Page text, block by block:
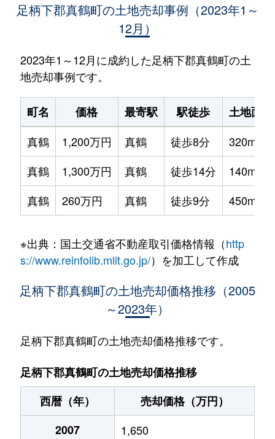
足柄下郡真鶴町の土地売却事例（2023年1～
12月）
2023年1～12月に成約した足柄下郡真鶴町の土
地売却事例です。
町名 価格 最寄駅 駅徒歩
土地面積
真鶴
1,200万円 真鶴 徒歩8分
320m²
真鶴
1,300万円 真鶴 徒歩14分
140m²
真鶴
260万円 真鶴 徒歩9分 450m²
※出典：国土交通省不動産取引価格情報（http
s://www.reinfolib.mlit.go.jp/）を加工して作成
足柄下郡真鶴町の土地売却価格推移（2005
～2023年）
足柄下郡真鶴町の土地売却価格推移です。
足柄下郡真鶴町の土地売却価格推移
西暦（年）
売却価格（万円）
2007
1,650